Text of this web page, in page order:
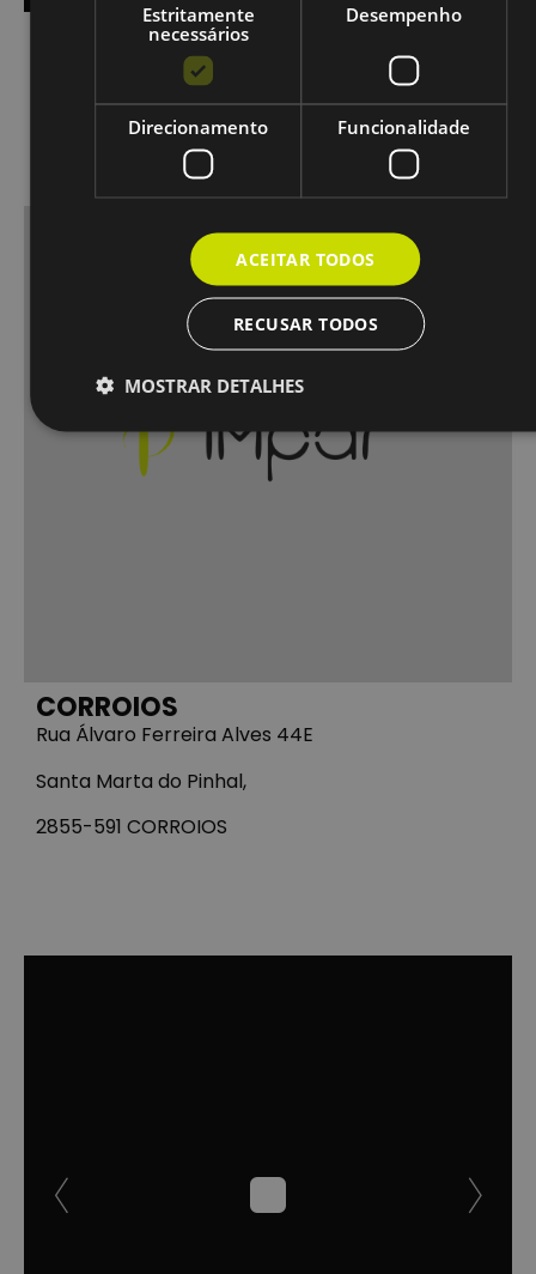
SESIMBRA
Av. Costa Azul, 85-B,
(Junto Pizzaria Vespina),
2970-643 SESIMBRA
CORROIOS
Rua Álvaro Ferreira Alves 44E
Santa Marta do Pinhal,
2855-591 CORROIOS
Estritamente
necessários
Desempenho
Direcionamento Funcionalidade
ACEITAR TODOS
RECUSAR TODOS
MOSTRAR DETALHES